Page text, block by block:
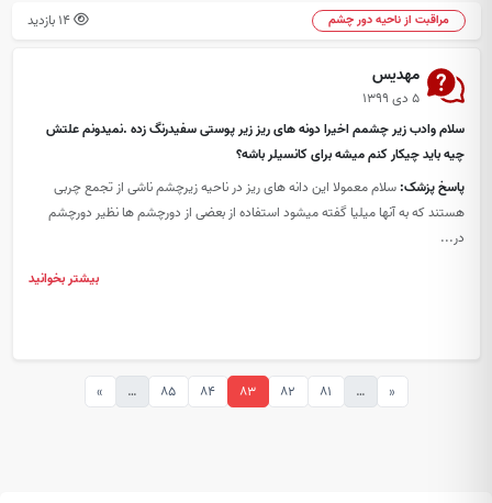
مراقبت از ناحیه دور چشم 14 بازدید
مهدیس
۵ دی ۱۳۹۹
سلام وادب زیر چشمم اخیرا دونه های ریز زیر پوستی سفیدرنگ زده .نمیدونم علتش
چیه باید چیکار کنم میشه برای کانسیلر باشه؟
پاسخ پزشک: سلام معمولا این دانه های ریز در ناحیه زیرچشم ناشی از تجمع چربی
هستند که به آنها میلیا گفته میشود استفاده از بعضی از دورچشم ها نظیر دورچشم
در...
بیشتر بخوانید
«
…
81
82
83
84
85
…
»